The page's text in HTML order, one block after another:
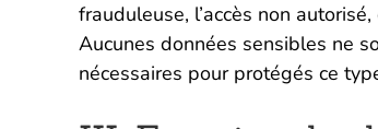
frauduleuse, l’accès non
Aucunes données sensibles ne
nécessaires pour protégés ce